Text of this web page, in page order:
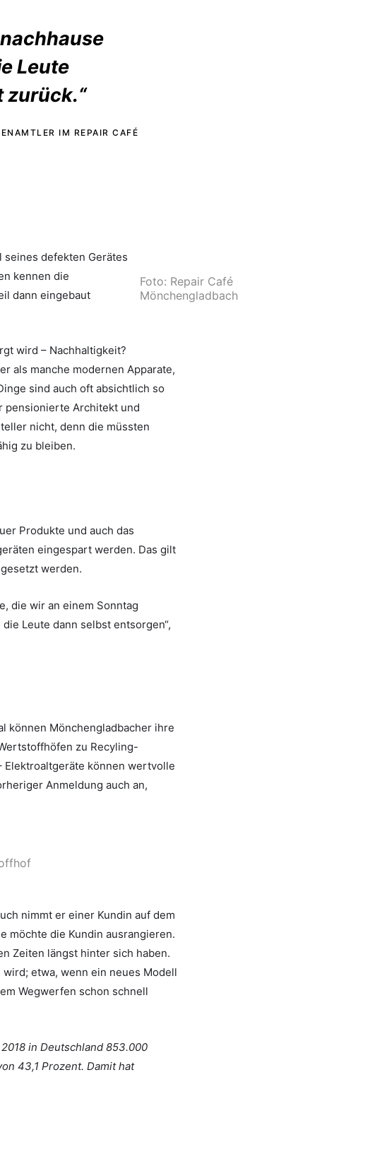
Leute
zurück.“
IM REPAIR CAFÉ
Foto: Repair Café
Mönchengladbach
seines defekten Gerätes
kennen die
dann eingebaut
wird – Nachhaltigkeit?
als manche modernen Apparate,
sind auch oft absichtlich so
pensionierte Architekt und
nicht, denn die müssten
zu bleiben.
Produkte und auch das
eingespart werden. Das gilt
werden.
die wir an einem Sonntag
Leute dann selbst entsorgen“,
können Mönchengladbacher ihre
zu Recyling-
Elektroaltgeräte können wertvolle
Anmeldung auch an,
nimmt er einer Kundin auf dem
möchte die Kundin ausrangieren.
Zeiten längst hinter sich haben.
wird; etwa, wenn ein neues Modell
Wegwerfen schon schnell
in Deutschland 853.000
43,1 Prozent. Damit hat